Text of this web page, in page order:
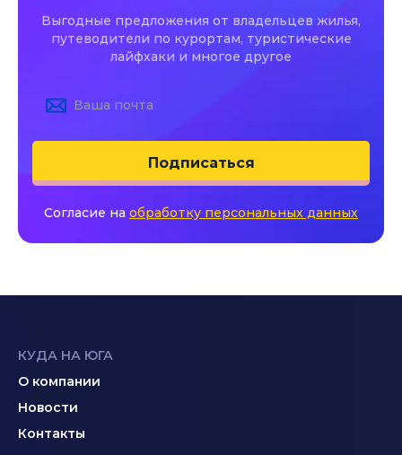
Выгодные предложения от владельцев жилья,
путеводители по курортам, туристические
лайфхаки и многое другое
Подписаться
Согласие на обработку персональных данных
КУДА НА ЮГА
О компании
Новости
Контакты